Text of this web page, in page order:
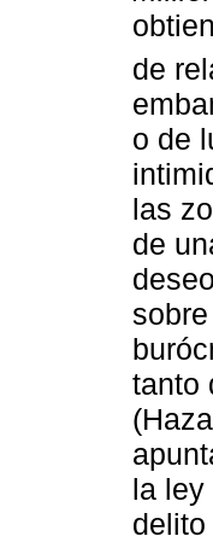
de
o de
las
de
tanto
la ley